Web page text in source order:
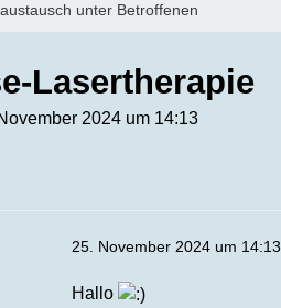
unter Betroffenen
Lasertherapie
2024 um 14:13
25. November 2024 um 14:13
Hallo